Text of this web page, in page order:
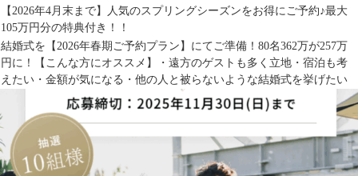
【2026年4月末まで】人気のスプリングシーズンをお得にご予約♪最大
105万円分の特典付き！！
結婚式を【2026年春期ご予約プラン】にてご準備！80名362万が257万
円に！【こんな方にオススメ】・遠方のゲストも多く立地・宿泊も考
えたい・金額が気になる・他の人と被らないような結婚式を挙げたい